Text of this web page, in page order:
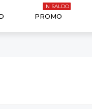
PROMO
IN SALDO